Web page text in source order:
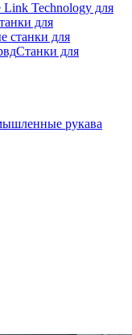
Technology для
для
станки для
Станки для
рукава